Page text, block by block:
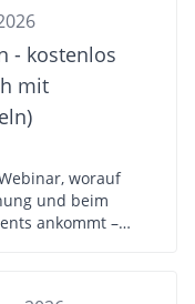
- kostenlos
mit
worauf
und beim
ankommt –